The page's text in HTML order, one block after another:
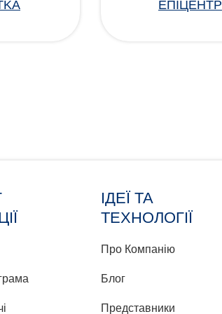
ЕПІЦЕНТР
ІДЕЇ ТА
ТЕХНОЛОГІЇ
Про Компанію
Блог
Представники